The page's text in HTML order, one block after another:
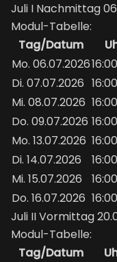
Juli I Nachmittag
Modul-Tabelle:
Tag/Datum
Mo. 06.07.2026
Di. 07.07.2026
Mi. 08.07.2026
Do. 09.07.2026
Mo. 13.07.2026
Di. 14.07.2026
Mi. 15.07.2026
Do. 16.07.2026
Juli II Vormittag
Modul-Tabelle:
Tag/Datum